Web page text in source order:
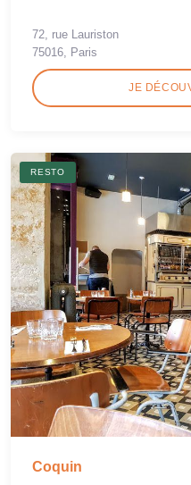
72, rue Lauriston
75016, Paris
JE
RESTO
Coquin